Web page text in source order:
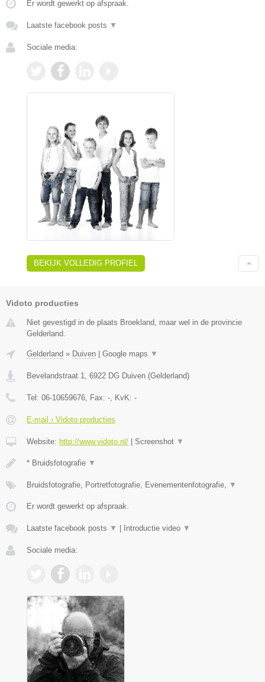
Er wordt gewerkt op afspraak.
Laatste facebook posts ▼
Sociale media:
BEKIJK VOLLEDIG PROFIEL
Vidoto producties
Niet gevestigd in de plaats Broekland, maar wel in de provincie
Gelderland.
Gelderland » Duiven Google maps ▼
Bevelandstraat 1 6922 DG Duiven (Gelderland)
Tel: 06-10659676 , Fax: - , KvK: -
E-mail › Vidoto producties
Website: http://www.vidoto.nl/ Screenshot ▼
* Bruidsfotografie ▼
Bruidsfotografie, Portretfotografie, Evenementenfotografie, ▼
Er wordt gewerkt op afspraak.
Laatste facebook posts ▼ Introductie video ▼
Sociale media: